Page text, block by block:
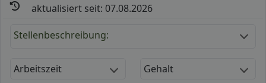
aktualisiert seit: 07.08.2026
Stellenbeschreibung:
Arbeitszeit Gehalt